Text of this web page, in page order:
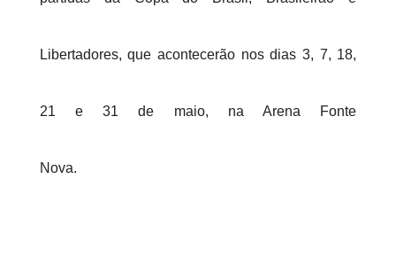
Libertadores, que acontecerão nos dias 3, 7, 18,
21 e 31 de maio, na Arena Fonte
Nova.